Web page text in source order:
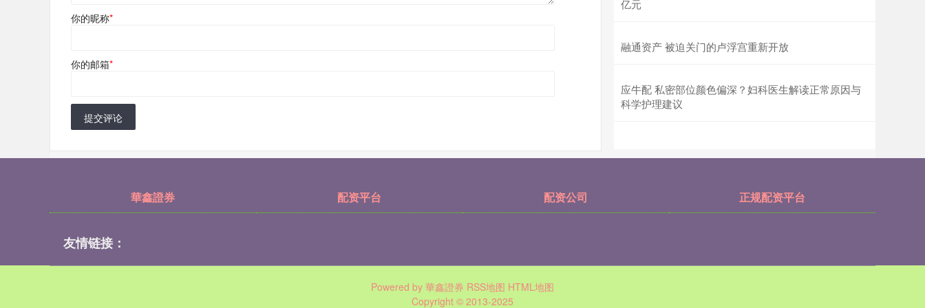
你的昵称*
你的邮箱*
提交评论
亿元
融通资产 被迫关门的卢浮宫重新开放
应牛配 私密部位颜色偏深？妇科医生解读正常原因与
科学护理建议
華鑫證券 配资平台 配资公司 正规配资平台
友情链接：
Powered by 華鑫證券 RSS地图 HTML地图
Copyright © 2013-2025